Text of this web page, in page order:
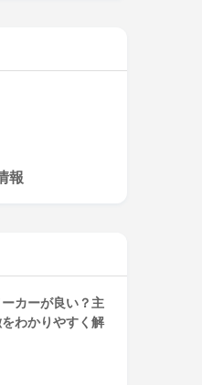
報
カーが良い？主
わかりやすく解